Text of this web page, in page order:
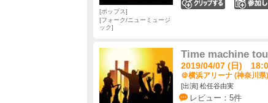
ポップス
フォーク/ニューミュージ
ック
Time machine
2019/04/07 (日)
＠横浜アリーナ (神奈川県)
[出演] 松任谷由実
レビュー：5件